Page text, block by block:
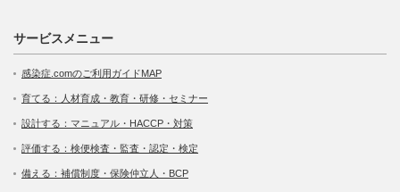
サービスメニュー
感染症.comのご利用ガイドMAP
育てる：人材育成・教育・研修・セミナー
設計する：マニュアル・HACCP・対策
評価する：検便検査・監査・認定・検定
備える：補償制度・保険仲立人・BCP